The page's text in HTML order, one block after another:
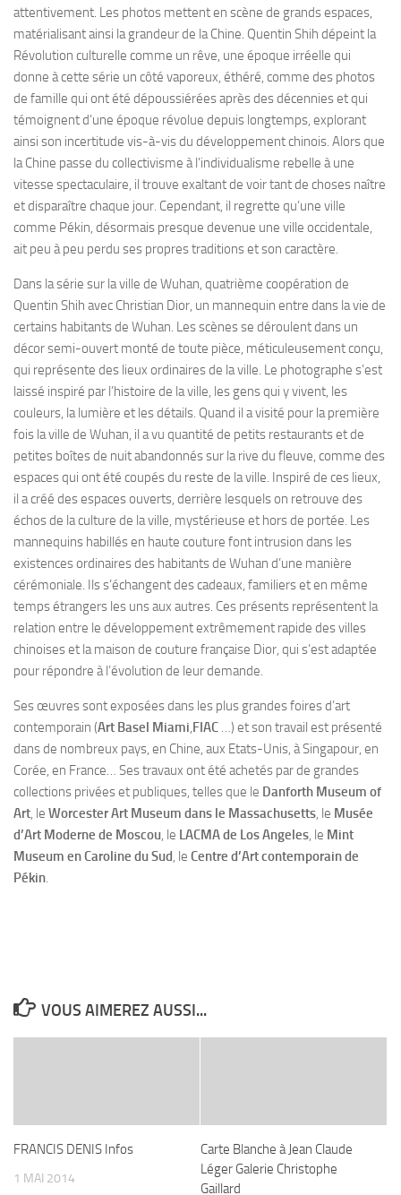
attentivement. Les photos mettent en scène de grands espaces,
matérialisant ainsi la grandeur de la Chine. Quentin Shih dépeint la
Révolution culturelle comme un rêve, une époque irréelle qui
donne à cette série un côté vaporeux, éthéré, comme des photos
de famille qui ont été dépoussiérées après des décennies et qui
témoignent d’une époque révolue depuis longtemps, explorant
ainsi son incertitude vis-à-vis du développement chinois. Alors que
la Chine passe du collectivisme à l’individualisme rebelle à une
vitesse spectaculaire, il trouve exaltant de voir tant de choses naître
et disparaître chaque jour. Cependant, il regrette qu’une ville
comme Pékin, désormais presque devenue une ville occidentale,
ait peu à peu perdu ses propres traditions et son caractère.
Dans la série sur la ville de Wuhan, quatrième coopération de
Quentin Shih avec Christian Dior, un mannequin entre dans la vie de
certains habitants de Wuhan. Les scènes se déroulent dans un
décor semi-ouvert monté de toute pièce, méticuleusement conçu,
qui représente des lieux ordinaires de la ville. Le photographe s’est
laissé inspiré par l’histoire de la ville, les gens qui y vivent, les
couleurs, la lumière et les détails. Quand il a visité pour la première
fois la ville de Wuhan, il a vu quantité de petits restaurants et de
petites boîtes de nuit abandonnés sur la rive du fleuve, comme des
espaces qui ont été coupés du reste de la ville. Inspiré de ces lieux,
il a créé des espaces ouverts, derrière lesquels on retrouve des
échos de la culture de la ville, mystérieuse et hors de portée. Les
mannequins habillés en haute couture font intrusion dans les
existences ordinaires des habitants de Wuhan d’une manière
cérémoniale. Ils s’échangent des cadeaux, familiers et en même
temps étrangers les uns aux autres. Ces présents représentent la
relation entre le développement extrêmement rapide des villes
chinoises et la maison de couture française Dior, qui s’est adaptée
pour répondre à l’évolution de leur demande.
Ses œuvres sont exposées dans les plus grandes foires d’art
contemporain (Art Basel Miami,FIAC …) et son travail est présenté
dans de nombreux pays, en Chine, aux Etats-Unis, à Singapour, en
Corée, en France… Ses travaux ont été achetés par de grandes
collections privées et publiques, telles que le Danforth Museum of
Art, le Worcester Art Museum dans le Massachusetts, le Musée
d’Art Moderne de Moscou, le LACMA de Los Angeles, le Mint
Museum en Caroline du Sud, le Centre d’Art contemporain de
Pékin.
VOUS AIMEREZ AUSSI...
FRANCIS DENIS Infos
1 MAI 2014
Carte Blanche à Jean Claude
Léger Galerie Christophe
Gaillard